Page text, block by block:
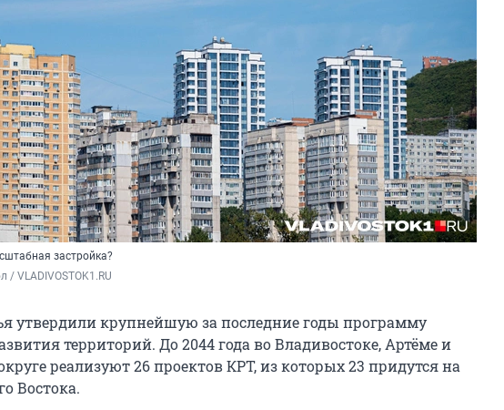
застройка?
/ VLADIVOSTOK1.RU
утвердили крупнейшую за последние годы программу
территорий. До 2044 года во Владивостоке, Артёме и
реализуют 26 проектов КРТ, из которых 23 придутся на
Востока.